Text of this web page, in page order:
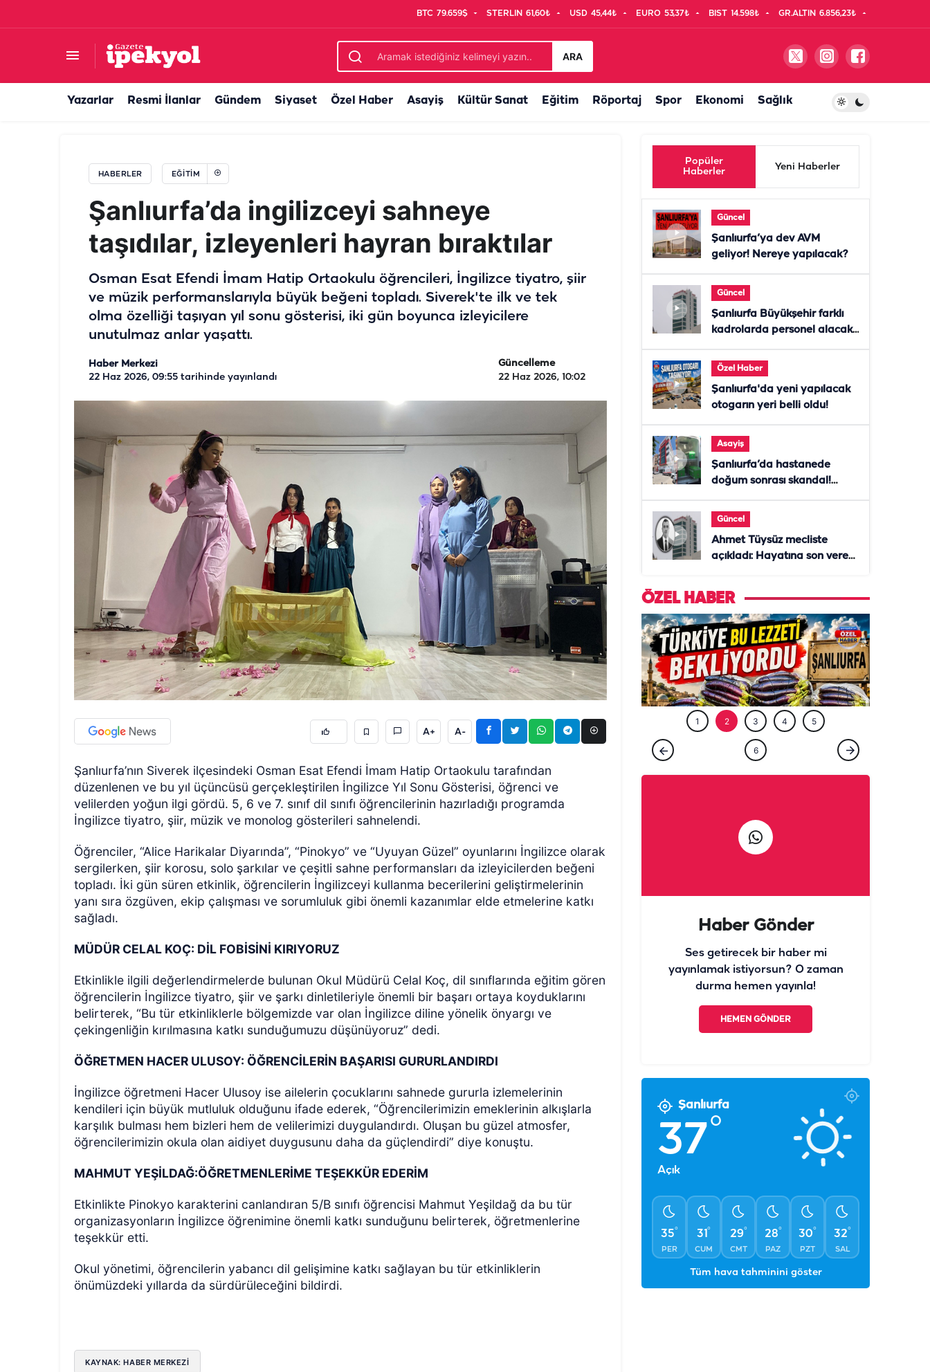
BTC 79.659$ STERLIN 61,60₺ USD 45,44₺ EURO 53,37₺ BIST 14.598₺ GR.ALTIN 6.856,23₺
ARA
Yazarlar Resmi İlanlar Gündem Siyaset Özel Haber Asayiş Kültür Sanat Eğitim Röportaj Spor Ekonomi Sağlık
HABERLER EĞITIM
Şanlıurfa’da ingilizceyi sahneye
taşıdılar, izleyenleri hayran bıraktılar
Osman Esat Efendi İmam Hatip Ortaokulu öğrencileri, İngilizce tiyatro, şiir
ve müzik performanslarıyla büyük beğeni topladı. Siverek'te ilk ve tek
olma özelliği taşıyan yıl sonu gösterisi, iki gün boyunca izleyicilere
unutulmaz anlar yaşattı.
Haber Merkezi
22 Haz 2026, 09:55 tarihinde yayınlandı
Güncelleme
22 Haz 2026, 10:02
A+ A-
Şanlıurfa’nın Siverek ilçesindeki Osman Esat Efendi İmam Hatip Ortaokulu tarafından
düzenlenen ve bu yıl üçüncüsü gerçekleştirilen İngilizce Yıl Sonu Gösterisi, öğrenci ve
velilerden yoğun ilgi gördü. 5, 6 ve 7. sınıf dil sınıfı öğrencilerinin hazırladığı programda
İngilizce tiyatro, şiir, müzik ve monolog gösterileri sahnelendi.
Öğrenciler, “Alice Harikalar Diyarında”, “Pinokyo” ve “Uyuyan Güzel” oyunlarını İngilizce olarak
sergilerken, şiir korosu, solo şarkılar ve çeşitli sahne performansları da izleyicilerden beğeni
topladı. İki gün süren etkinlik, öğrencilerin İngilizceyi kullanma becerilerini geliştirmelerinin
yanı sıra özgüven, ekip çalışması ve sorumluluk gibi önemli kazanımlar elde etmelerine katkı
sağladı.
MÜDÜR CELAL KOÇ: DİL FOBİSİNİ KIRIYORUZ
Etkinlikle ilgili değerlendirmelerde bulunan Okul Müdürü Celal Koç, dil sınıflarında eğitim gören
öğrencilerin İngilizce tiyatro, şiir ve şarkı dinletileriyle önemli bir başarı ortaya koyduklarını
belirterek, “Bu tür etkinliklerle bölgemizde var olan İngilizce diline yönelik önyargı ve
çekingenliğin kırılmasına katkı sunduğumuzu düşünüyoruz” dedi.
ÖĞRETMEN HACER ULUSOY: ÖĞRENCİLERİN BAŞARISI GURURLANDIRDI
İngilizce öğretmeni Hacer Ulusoy ise ailelerin çocuklarını sahnede gururla izlemelerinin
kendileri için büyük mutluluk olduğunu ifade ederek, “Öğrencilerimizin emeklerinin alkışlarla
karşılık bulması hem bizleri hem de velilerimizi duygulandırdı. Oluşan bu güzel atmosfer,
öğrencilerimizin okula olan aidiyet duygusunu daha da güçlendirdi” diye konuştu.
MAHMUT YEŞİLDAĞ:ÖĞRETMENLERİME TEŞEKKÜR EDERİM
Etkinlikte Pinokyo karakterini canlandıran 5/B sınıfı öğrencisi Mahmut Yeşildağ da bu tür
organizasyonların İngilizce öğrenimine önemli katkı sunduğunu belirterek, öğretmenlerine
teşekkür etti.
Okul yönetimi, öğrencilerin yabancı dil gelişimine katkı sağlayan bu tür etkinliklerin
önümüzdeki yıllarda da sürdürüleceğini bildirdi.
KAYNAK: HABER MERKEZİ
Popüler
Haberler
Yeni Haberler
Güncel
Şanlıurfa’ya dev AVM
geliyor! Nereye yapılacak?
Güncel
Şanlıurfa Büyükşehir farklı
kadrolarda personel alacak!
Özel Haber
Şanlıurfa'da yeni yapılacak
otogarın yeri belli oldu!
Asayiş
Şanlıurfa’da hastanede
doğum sonrası skandal!
Güncel
Ahmet Tüysüz mecliste
açıkladı: Hayatına son veren
ÖZEL HABER
ÖZEL HABER
Tarladan patlıcan kebabına uzanan lezzet
1 2 3 4 5
6
Haber Gönder
Ses getirecek bir haber mi
yayınlamak istiyorsun? O zaman
durma hemen yayınla!
HEMEN GÖNDER
Şanlıurfa
37°
Açık
35°
PER
31°
CUM
29°
CMT
28°
PAZ
30°
PZT
32°
SAL
Tüm hava tahminini göster